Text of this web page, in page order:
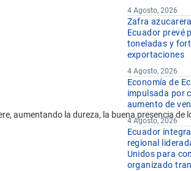
aumentando la dureza, la buena
4 Agosto, 2026
Zafra
Ecuador prevé
toneladas y
exportaciones
4 Agosto, 2026
Economía de
impulsada por
aumento de
4 Agosto, 2026
Ecuador
regional
Unidos para
organizado